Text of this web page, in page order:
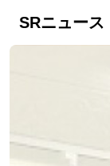
SRニュース